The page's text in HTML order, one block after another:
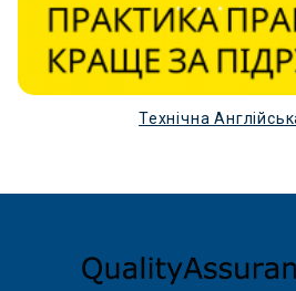
Технічна